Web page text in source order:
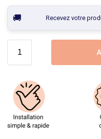
Recevez votre